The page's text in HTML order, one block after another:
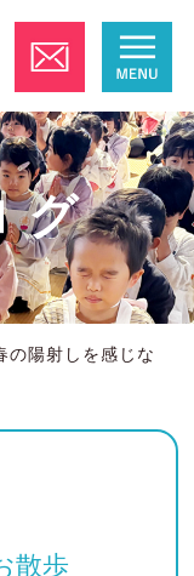
グ
の陽射しを感じな
散歩